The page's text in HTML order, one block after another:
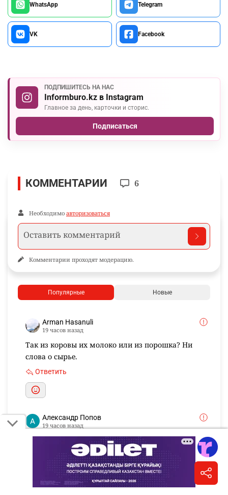
WhatsApp Telegram
VK Facebook
ПОДПИШИТЕСЬ НА НАС
Informburo.kz в Instagram
Главное за день, карточки и сторис.
Подписаться
КОММЕНТАРИИ 6
Необходимо авторизоваться
Комментарии проходят модерацию.
Популярные Новые
Arman Hasanuli
19 часов назад
Так из коровы их молоко или из порошка? Ни
слова о сырье.
Ответить
Александр Попов
19 часов назад
Да, знаем такое. Хранится после вскрытия пару
месяцев. Отличный показатель для
"натурального" продукта.